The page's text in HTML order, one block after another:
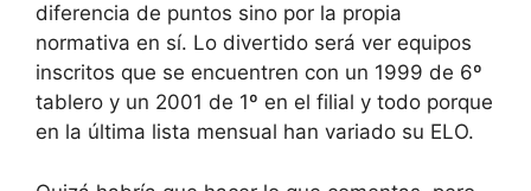
diferencia de puntos sino por la propia
normativa en sí. Lo divertido será ver equipos
inscritos que se encuentren con un 1999 de 6º
tablero y un 2001 de 1º en el filial y todo porque
en la última lista mensual han variado su ELO.